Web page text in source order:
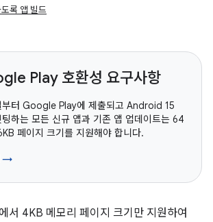
록 앱 빌드
Play 호환성 요구사항
부터 Google Play에 제출되고 Android 15
하는 모든 신규 앱과 기존 앱 업데이트는 64
페이지 크기를 지원해야 합니다.
→
서 4KB 메모리 페이지 크기만 지원하여